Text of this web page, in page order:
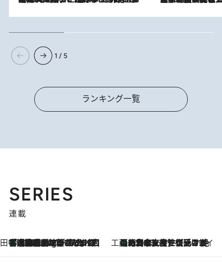
1 / 5
ランキング一覧
SERIES
連載
田中稲の勝手に再ブーム
1 Hour Ago
「湘南乃風に憧れて」観客大盛上がりの“タオル回し”に、ラッパー顔負けの高速歌唱まで…さだまさし（74）のアグレッシブすぎる現在地 工藤まやのおもてなしハワイ
2026.8.6
【ハワイ土産】ローカルの絶大な支持で復活！ 絶品の幻クッキー《元ファンの日本人女性が受け継いだ名店》